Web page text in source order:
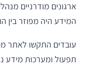
ארגונים מודרניים
המידע היה מפוזר בין
עובדים התקשו לאתר
תפעול ומערכות מידע